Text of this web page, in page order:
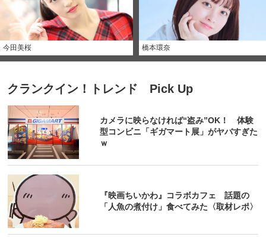
今田美桜 橋本環奈
クランクイン！トレンド Pick Up
カメラに映らなければ“盗み”OK！ 体験
型コンビニ「ギガマート展」がヤバすぎた
ｗ
『映画ちいかわ』コラボカフェ 話題の
「人魚の煮付け」食べてみた〈取材レポ〉